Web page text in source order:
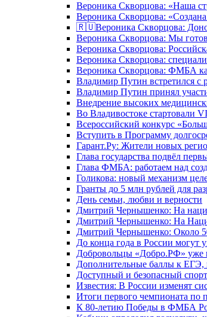
Вероника Скворцова: «Наша
Вероника Скворцова: «Создана
🇷🇺Вероника Скворцова:
Вероника Скворцова: Мы
Вероника Скворцова:
Вероника Скворцова:
Вероника Скворцова: ФМБА
Владимир Путин встретился с
Владимир Путин принял
Внедрение высоких
Во Владивостоке стартовали
Всероссийский конкурс
Вступить в Программу
Гарант.Ру: Жители новых
Глава государства подвёл
Глава ФМБА: работаем над
Голикова: новый механизм
Гранты до 5 млн рублей для
День семьи, любви и верности
Дмитрий Чернышенко: На
Дмитрий Чернышенко: На
Дмитрий Чернышенко: Около
До конца года в России могут
Добровольцы «Добро.РФ» уже
Дополнительные баллы к ЕГЭ,
Доступный и безопасный
Известия: В России изменят
Итоги первого чемпионата по
К 80-летию Победы в ФМБА